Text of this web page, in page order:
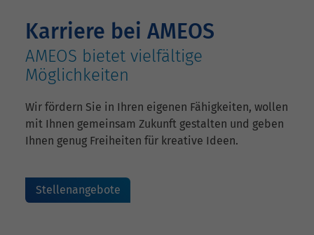
Karriere bei AMEOS
AMEOS bietet vielfältige
Möglichkeiten
Wir fördern Sie in Ihren eigenen Fähigkeiten, wollen
mit Ihnen gemeinsam Zukunft gestalten und geben
Ihnen genug Freiheiten für kreative Ideen.
Stellenangebote